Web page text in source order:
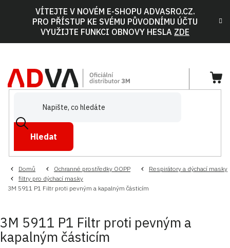
VÍTEJTE V NOVÉM E-SHOPU ADVASRO.CZ.
PRO PŘÍSTUP KE SVÉMU PŮVODNÍMU ÚČTU
VYUŽIJTE FUNKCI OBNOVY HESLA ZDE
Hledat
Domů Ochranné prostředky OOPP
Respirátory a dýchací masky
filtry pro dýchací masky
3M 5911 P1 Filtr proti pevným a kapalným částicím
3M 5911 P1 Filtr proti pevným a
kapalným částicím